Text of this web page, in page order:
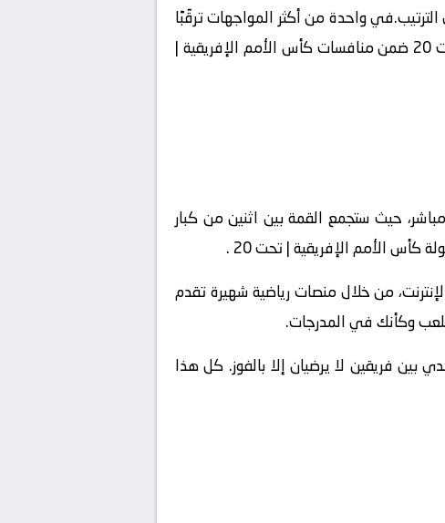
واحدة من أكثر المواجهات ترقّبًا
هذا الموسم، ينتظر عشّاق كرة القدم لحظة انطلاق مباراة السنغال | تحت 20 و إفريقيا الوسطى | تحت 20 ضمن منافسات كأس الأمم الإفريقية |
فلا تفوّت فرصة مشاهدة مباراة السنغال | تحت 20 اليوم بث مباشر، حيث ستجمع القمة بين اثنين من كبار
كأس الأمم الإفريقية | تحت 20 .
من خلال منصات رياضية شهيرة تقدم
من الحماس، المهارة، والتحدي بين فريقين لا يرضيان إلا بالفوز. كل هذا